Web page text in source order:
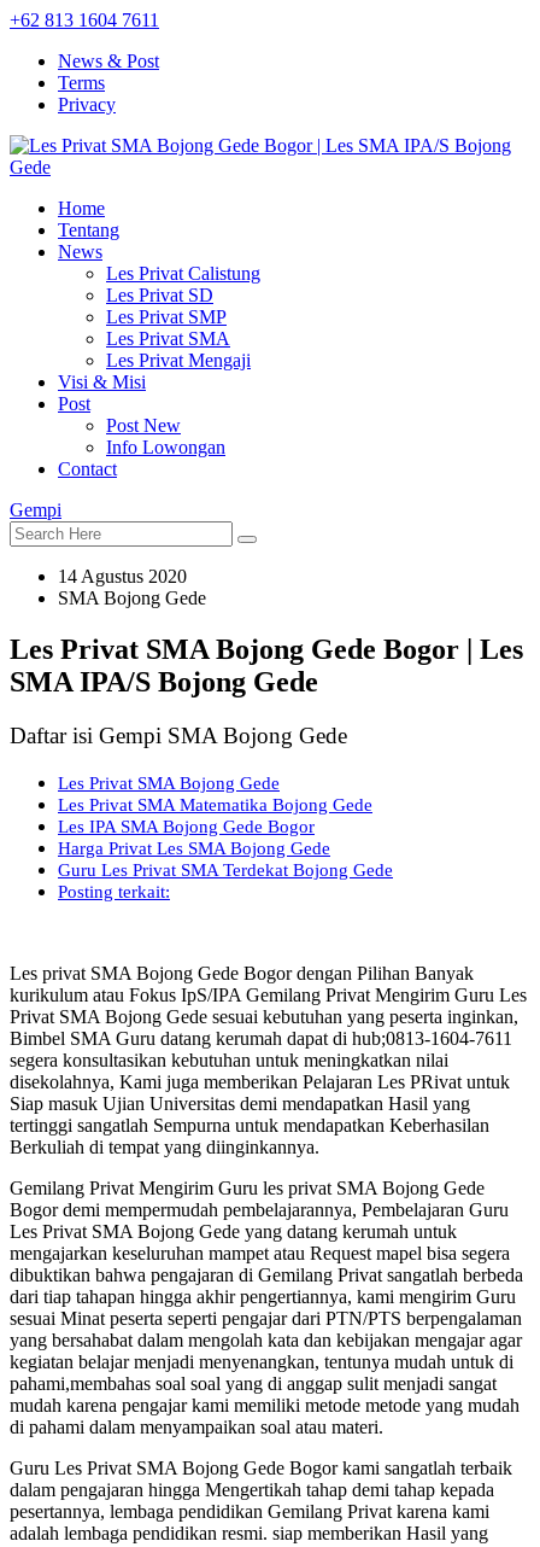
+62 813 1604 7611
News & Post
Terms
Privacy
Home
Tentang
News
Les Privat Calistung
Les Privat SD
Les Privat SMP
Les Privat SMA
Les Privat Mengaji
Visi & Misi
Post
Post New
Info Lowongan
Contact
Gempi
14 Agustus 2020
SMA Bojong Gede
Les Privat SMA Bojong Gede Bogor | Les
SMA IPA/S Bojong Gede
Daftar isi Gempi SMA Bojong Gede
Les Privat SMA Bojong Gede
Les Privat SMA Matematika Bojong Gede
Les IPA SMA Bojong Gede Bogor
Harga Privat Les SMA Bojong Gede
Guru Les Privat SMA Terdekat Bojong Gede
Posting terkait:
Les privat SMA Bojong Gede Bogor dengan Pilihan Banyak
kurikulum atau Fokus IpS/IPA Gemilang Privat Mengirim Guru Les
Privat SMA Bojong Gede sesuai kebutuhan yang peserta inginkan,
Bimbel SMA Guru datang kerumah dapat di hub;0813-1604-7611
segera konsultasikan kebutuhan untuk meningkatkan nilai
disekolahnya, Kami juga memberikan Pelajaran Les PRivat untuk
Siap masuk Ujian Universitas demi mendapatkan Hasil yang
tertinggi sangatlah Sempurna untuk mendapatkan Keberhasilan
Berkuliah di tempat yang diinginkannya.
Gemilang Privat Mengirim Guru les privat SMA Bojong Gede
Bogor demi mempermudah pembelajarannya, Pembelajaran Guru
Les Privat SMA Bojong Gede yang datang kerumah untuk
mengajarkan keseluruhan mampet atau Request mapel bisa segera
dibuktikan bahwa pengajaran di Gemilang Privat sangatlah berbeda
dari tiap tahapan hingga akhir pengertiannya, kami mengirim Guru
sesuai Minat peserta seperti pengajar dari PTN/PTS berpengalaman
yang bersahabat dalam mengolah kata dan kebijakan mengajar agar
kegiatan belajar menjadi menyenangkan, tentunya mudah untuk di
pahami,membahas soal soal yang di anggap sulit menjadi sangat
mudah karena pengajar kami memiliki metode metode yang mudah
di pahami dalam menyampaikan soal atau materi.
Guru Les Privat SMA Bojong Gede Bogor kami sangatlah terbaik
dalam pengajaran hingga Mengertikah tahap demi tahap kepada
pesertannya, lembaga pendidikan Gemilang Privat karena kami
adalah lembaga pendidikan resmi. siap memberikan Hasil yang